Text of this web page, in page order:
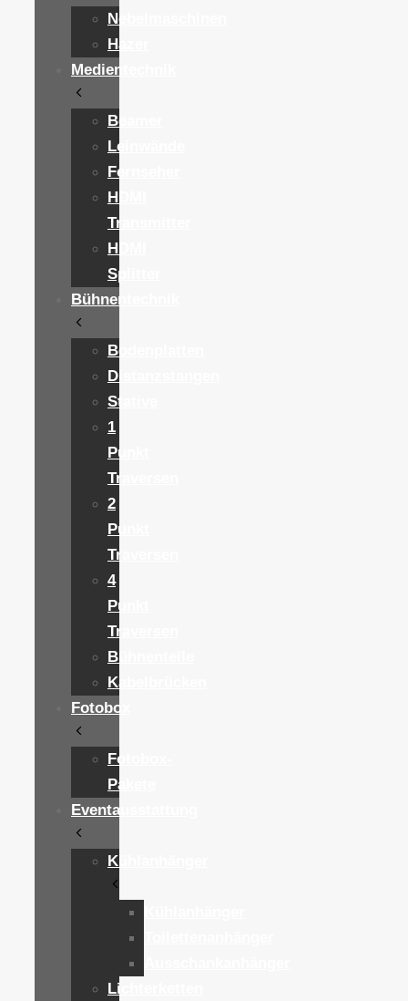
Nebelmaschinen
Hazer
Medientechnik
Beamer
Leinwände
Fernseher
HDMI
Transmitter
HDMI
Splitter
Bühnentechnik
Bodenplatten
Distanzstangen
Stative
1
Punkt
Traversen
2
Punkt
Traversen
4
Punkt
Traversen
Bühnenteile
Kabelbrücken
Fotobox
Fotobox-
Pakete
Eventausstattung
Kühlanhänger
Lichterketten